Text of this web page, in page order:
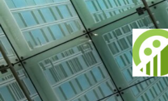
コ
ン
テ
ン
ツ
へ
ス